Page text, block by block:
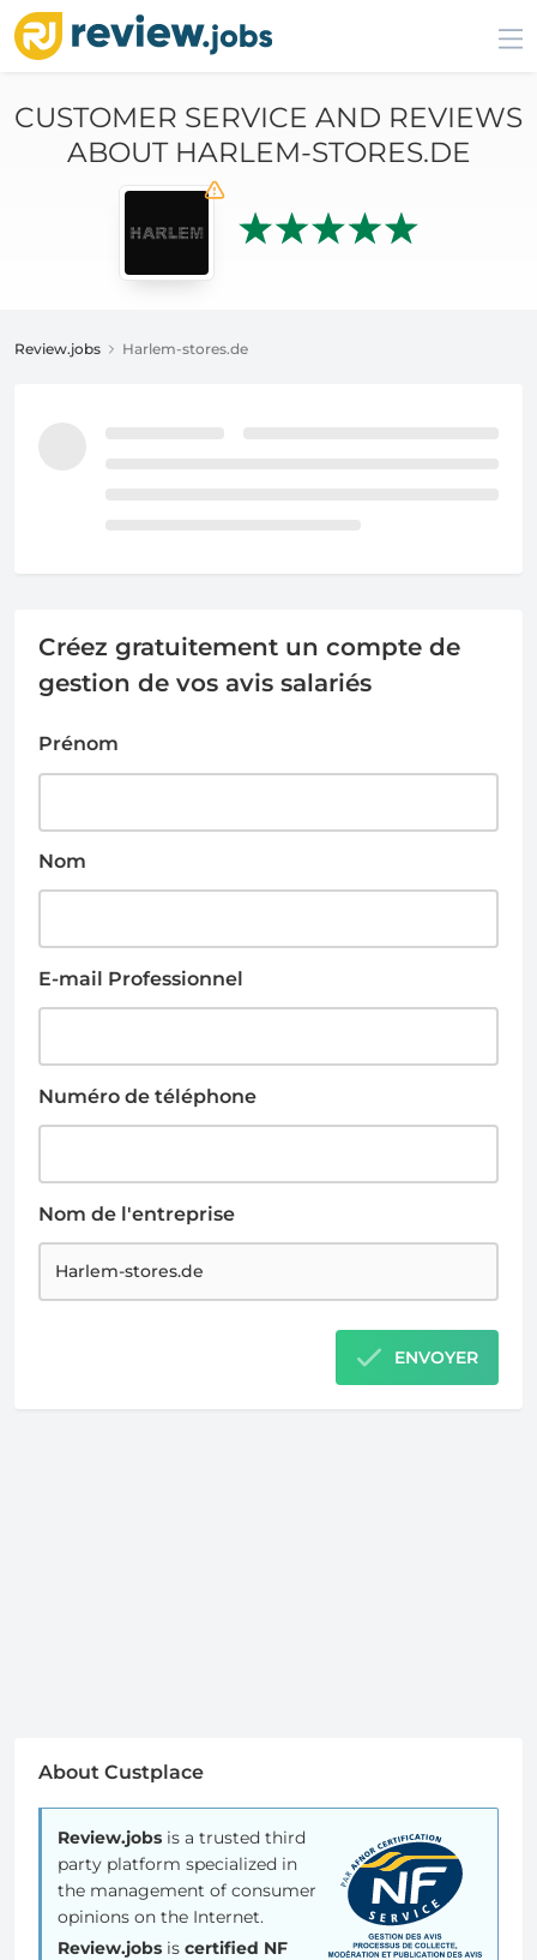
CUSTOMER SERVICE AND REVIEWS
ABOUT HARLEM-STORES.DE
Review.jobs Harlem-stores.de
Créez gratuitement un compte de
gestion de vos avis salariés
Prénom
Nom
E-mail Professionnel
Numéro de téléphone
Nom de l'entreprise
ENVOYER
About Custplace
Review.jobs is a trusted third
party platform specialized in
the management of consumer
opinions on the Internet.
Review.jobs is certified NF